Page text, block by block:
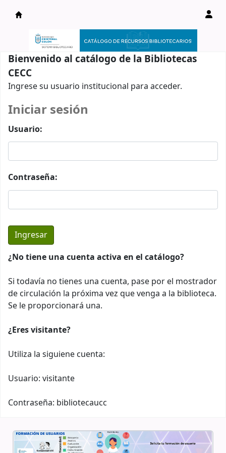
Catálogo en línea
Bienvenido al catálogo de la Bibliotecas
CECC
Ingrese su usuario institucional para acceder.
Iniciar sesión
Usuario:
Contraseña:
¿No tiene una cuenta activa en el catálogo?
Si todavía no tienes una cuenta, pase por el mostrador
de circulación la próxima vez que venga a la biblioteca.
Se le proporcionará una.
¿Eres visitante?
Utiliza la siguiene cuenta:
Usuario: visitante
Contraseña: bibliotecaucc